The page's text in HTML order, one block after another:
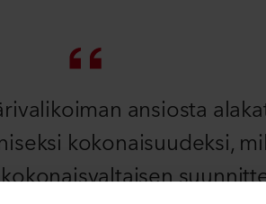
ansiosta
kokonaisuudeksi,